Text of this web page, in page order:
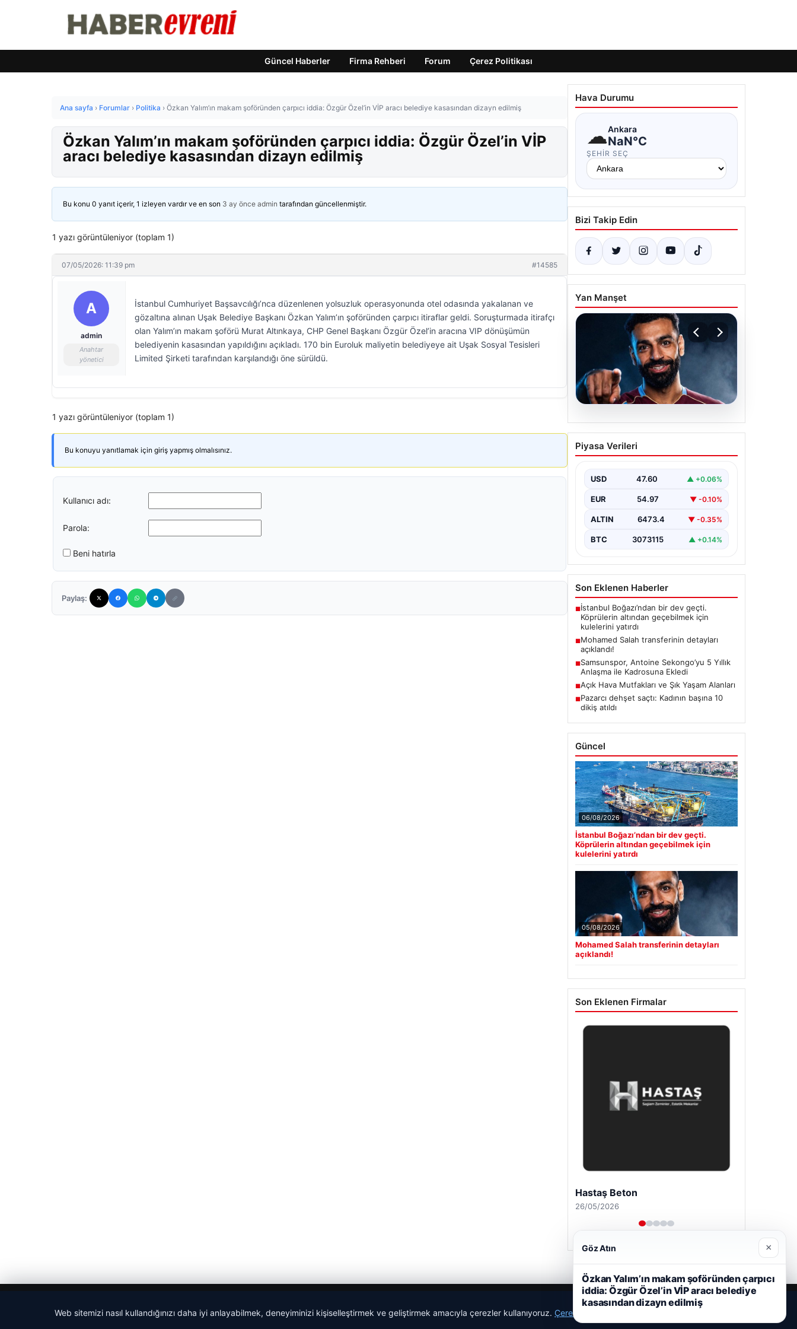
Güncel Haberler Firma Rehberi Forum Çerez Politikası
Ana sayfa › Forumlar › Politika › Özkan Yalım’ın makam şoföründen çarpıcı iddia: Özgür Özel’in VİP aracı belediye kasasından dizayn edilmiş
Özkan Yalım’ın makam şoföründen çarpıcı iddia: Özgür Özel’in VİP
aracı belediye kasasından dizayn edilmiş
Bu konu 0 yanıt içerir, 1 izleyen vardır ve en son 3 ay önce admin tarafından güncellenmiştir.
1 yazı görüntüleniyor (toplam 1)
07/05/2026: 11:39 pm #14585
A
admin
Anahtar
yönetici
İstanbul Cumhuriyet Başsavcılığı’nca düzenlenen yolsuzluk operasyonunda otel odasında yakalanan ve
gözaltına alınan Uşak Belediye Başkanı Özkan Yalım’ın şoföründen çarpıcı itiraflar geldi. Soruşturmada itirafçı
olan Yalım’ın makam şoförü Murat Altınkaya, CHP Genel Başkanı Özgür Özel’in aracına VIP dönüşümün
belediyenin kasasından yapıldığını açıkladı. 170 bin Euroluk maliyetin belediyeye ait Uşak Sosyal Tesisleri
Limited Şirketi tarafından karşılandığı öne sürüldü.
1 yazı görüntüleniyor (toplam 1)
Bu konuyu yanıtlamak için giriş yapmış olmalısınız.
Kullanıcı adı:
Parola:
Beni hatırla
Paylaş:
Hava Durumu
☁Ankara
NaN°C
ŞEHIR SEÇ
Bizi Takip Edin
Yan Manşet
05.08.2026
Mohamed Salah
transferinin detayları
Piyasa Verileri
USD 47.60 ▲ +0.06%
EUR 54.97 ▼ -0.10%
ALTIN 6473.4 ▼ -0.35%
BTC 3073115 ▲ +0.14%
Son Eklenen Haberler
■İstanbul Boğazı’ndan bir dev geçti.
Köprülerin altından geçebilmek için
kulelerini yatırdı
■Mohamed Salah transferinin detayları
açıklandı!
■Samsunspor, Antoine Sekongo’yu 5 Yıllık
Anlaşma ile Kadrosuna Ekledi
■Açık Hava Mutfakları ve Şık Yaşam Alanları
■Pazarcı dehşet saçtı: Kadının başına 10
dikiş atıldı
Güncel
06/08/2026
İstanbul Boğazı’ndan bir dev geçti.
Köprülerin altından geçebilmek için
kulelerini yatırdı
05/08/2026
Mohamed Salah transferinin detayları
açıklandı!
Son Eklenen Firmalar
Hastaş Beton
26/05/2026
Web sitemizi nasıl kullandığınızı daha iyi anlayabilmek, deneyiminizi kişiselleştirmek ve geliştirmek amacıyla çerezler kullanıyoruz. Çerez Politikamız
Göz Atın ×
Özkan Yalım’ın makam şoföründen çarpıcı
iddia: Özgür Özel’in VİP aracı belediye
kasasından dizayn edilmiş